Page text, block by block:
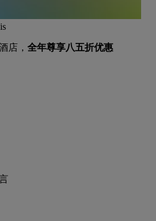
店， 全年尊享八五折优惠